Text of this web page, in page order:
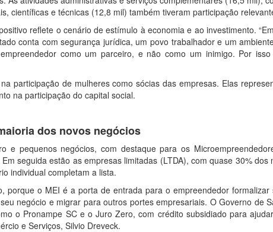
científicas e técnicas (12,8 mil) também tiveram participação
reflete o cenário de estímulo à economia e ao investimento.
conta com segurança jurídica, um povo trabalhador e um
como um parceiro, e não como um inimigo. Por isso
participação de mulheres como sócias das empresas. Elas
na participação do capital social.
dos novos negócios
e pequenos negócios, com destaque para os
seguida estão as empresas limitadas (LTDA), com quase 30% dos
individual completam a lista.
porque o MEI é a porta de entrada para o empreendedor formalizar
negócio e migrar para outros portes empresariais. O Governo de
o Pronampe SC e o Juro Zero, com crédito subsidiado para
e Serviços, Silvio Dreveck.